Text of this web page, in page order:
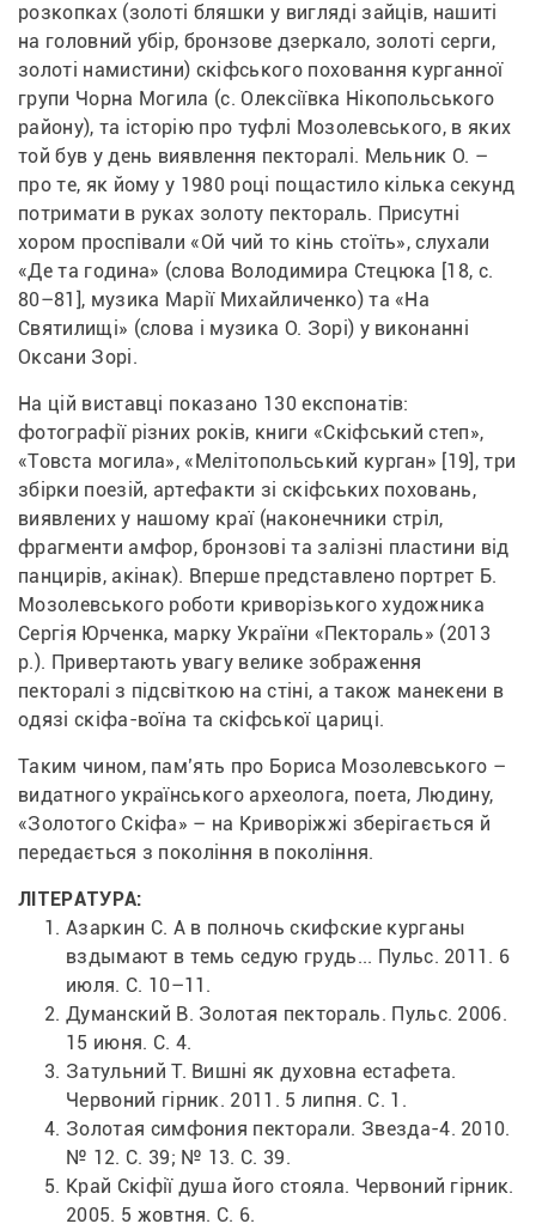
розкопках (золоті бляшки у вигляді зайців, нашиті
на головний убір, бронзове дзеркало, золоті серги,
золоті намистини) скіфського поховання курганної
групи Чорна Могила (с. Олексіївка Нікопольського
району), та історію про туфлі Мозолевського, в яких
той був у день виявлення пекторалі. Мельник О. –
про те, як йому у 1980 році пощастило кілька секунд
потримати в руках золоту пектораль. Присутні
хором проспівали «Ой чий то кінь стоїть», слухали
«Де та година» (слова Володимира Стецюка [18, с.
80–81], музика Марії Михайличенко) та «На
Святилищі» (слова і музика О. Зорі) у виконанні
Оксани Зорі.
На цій виставці показано 130 експонатів:
фотографії різних років, книги «Скіфський степ»,
«Товста могила», «Мелітопольський курган» [19], три
збірки поезій, артефакти зі скіфських поховань,
виявлених у нашому краї (наконечники стріл,
фрагменти амфор, бронзові та залізні пластини від
панцирів, акінак). Вперше представлено портрет Б.
Мозолевського роботи криворізького художника
Сергія Юрченка, марку України «Пектораль» (2013
р.). Привертають увагу велике зображення
пекторалі з підсвіткою на стіні, а також манекени в
одязі скіфа-воїна та скіфської цариці.
Таким чином, пам’ять про Бориса Мозолевського –
видатного українського археолога, поета, Людину,
«Золотого Скіфа» – на Криворіжжі зберігається й
передається з покоління в покоління.
ЛІТЕРАТУРА:
Азаркин С. А в полночь скифские курганы
вздымают в темь седую грудь... Пульс. 2011. 6
июля. С. 10–11.
Думанский В. Золотая пектораль. Пульс. 2006.
15 июня. С. 4.
Червоний гірник. 2011. 5 липня. С. 1.
Золотая симфония пекторали. Звезда-4. 2010.
№ 12. С. 39; № 13. С. 39.
Край Скіфії душа його стояла. Червоний гірник.
2005. 5 жовтня. С. 6.